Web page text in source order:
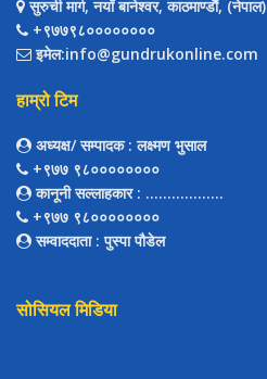
सुरुची मार्ग, नयाँ बानेश्वर, काठमाण्डौैं, (नेपाल)
+९७७९८००००००००
इमेल:info@gundrukonline.com
हाम्रो टिम
अध्यक्ष/ सम्पादक: लक्ष्मण भुसाल
+९७७ ९८००००००००
कानूनी सल्लाहकार: ..................
+९७७ ९८००००००००
सम्वाददाता: पुस्पा पौडेल
सोसियल मिडिया